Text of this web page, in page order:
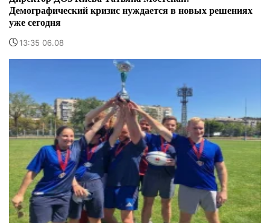
Демографический кризис нуждается в новых решениях
уже сегодня
13:35 06.08